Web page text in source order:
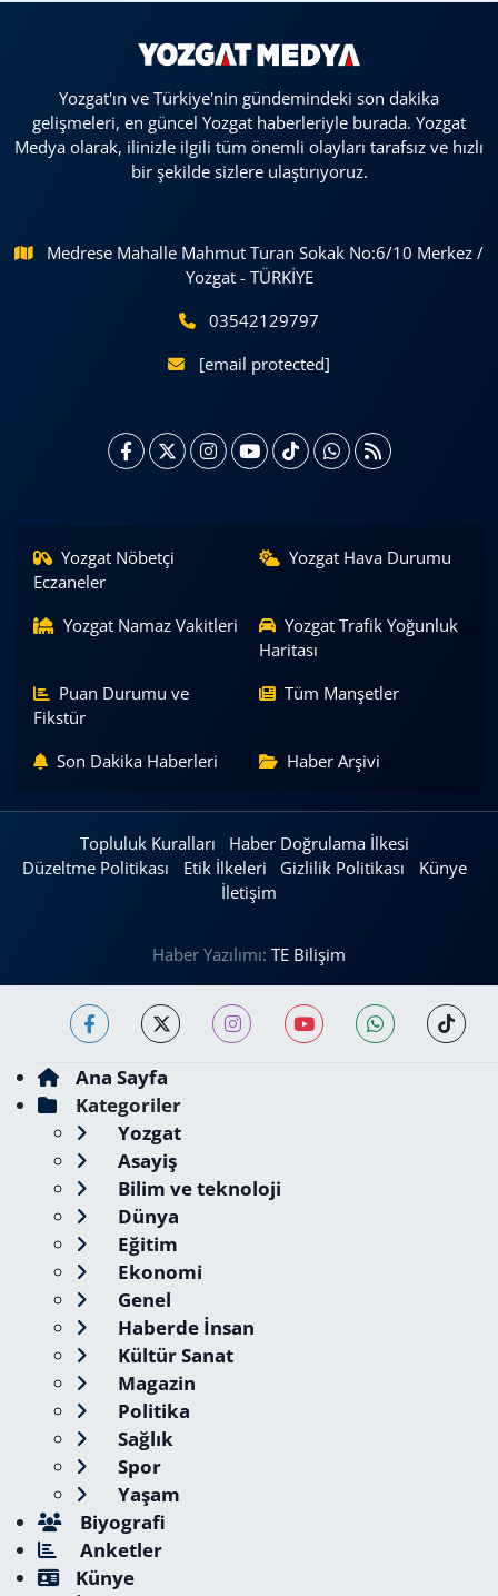
Yozgat'ın ve Türkiye'nin gündemindeki son dakika
gelişmeleri, en güncel Yozgat haberleriyle burada. Yozgat
Medya olarak, ilinizle ilgili tüm önemli olayları tarafsız ve hızlı
bir şekilde sizlere ulaştırıyoruz.
Medrese Mahalle Mahmut Turan Sokak No:6/10 Merkez /
Yozgat - TÜRKİYE
03542129797
[email protected]
Yozgat Nöbetçi
Eczaneler
Yozgat Hava Durumu
Yozgat Namaz Vakitleri
Yozgat Trafik Yoğunluk
Haritası
Puan Durumu ve
Fikstür
Tüm Manşetler
Son Dakika Haberleri Haber Arşivi
Topluluk Kuralları
Haber Doğrulama İlkesi
Düzeltme Politikası
Etik İlkeleri Gizlilik Politikası
Künye
İletişim
Haber Yazılımı: TE Bilişim
Ana Sayfa
Kategoriler
Yozgat
Asayiş
Bilim ve teknoloji
Dünya
Eğitim
Ekonomi
Genel
Haberde İnsan
Kültür Sanat
Magazin
Politika
Sağlık
Spor
Yaşam
Biyografi
Anketler
Künye